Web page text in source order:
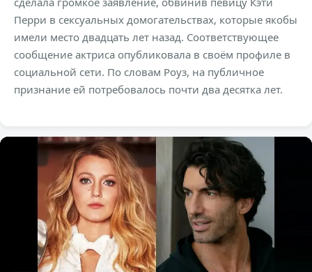
Перри в сексуальных домогательствах, которые якобы
имели место двадцать лет назад. Соответствующее
сообщение актриса опубликовала в своём профиле в
социальной сети. По словам Роуз, на публичное
признание ей потребовалось почти два десятка лет.